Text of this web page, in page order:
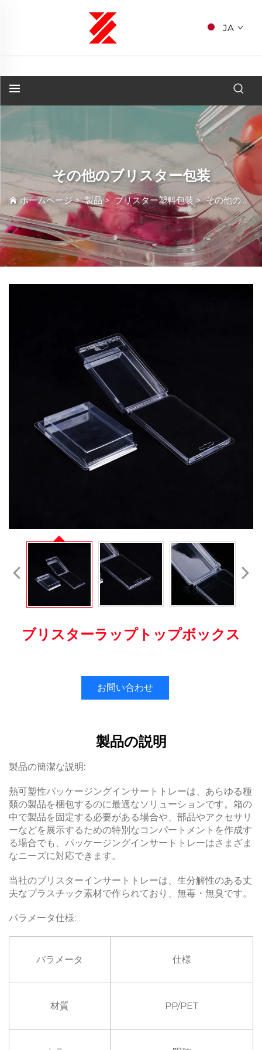
JA
その他のブリスター包装
ホームページ>製品>ブリスター塑料包装 >その他のブリスター包装
ブリスターラップトップボックス
お問い合わせ
製品の説明
製品の簡潔な説明:
熱可塑性パッケージングインサートトレーは、あらゆる種
類の製品を梱包するのに最適なソリューションです。箱の
中で製品を固定する必要がある場合や、部品やアクセサリ
ーなどを展示するための特別なコンパートメントを作成す
る場合でも、パッケージングインサートトレーはさまざま
なニーズに対応できます。
当社のブリスターインサートトレーは、生分解性のある丈
夫なプラスチック素材で作られており、無毒・無臭です。
パラメータ仕様:
パラメータ 仕様
材質 PP/PET